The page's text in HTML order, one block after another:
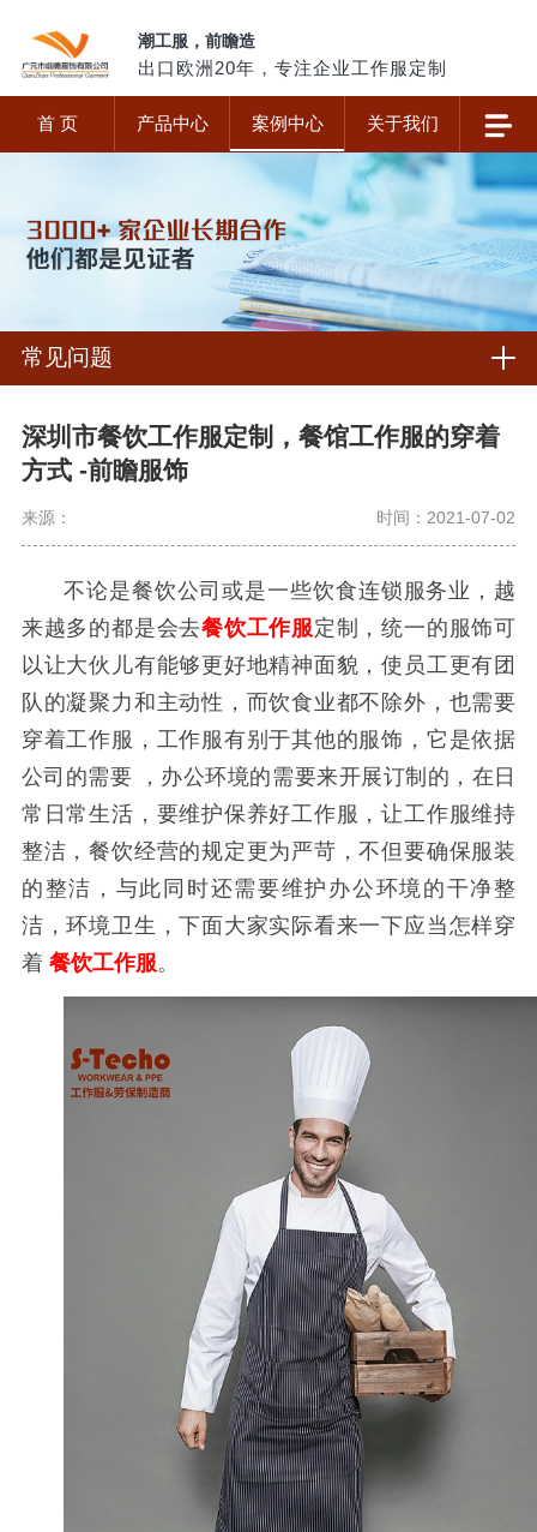
潮工服，前瞻造
出口欧洲20年，专注企业工作服定制
首 页 产品中心 案例中心 关于我们
常见问题
深圳市餐饮工作服定制，餐馆工作服的穿着
方式 -前瞻服饰
来源： 时间：2021-07-02
不论是餐饮公司或是一些饮食连锁服务业，越
来越多的都是会去餐饮工作服定制，统一的服饰可
以让大伙儿有能够更好地精神面貌，使员工更有团
队的凝聚力和主动性，而饮食业都不除外，也需要
穿着工作服，工作服有别于其他的服饰，它是依据
公司的需要 ，办公环境的需要来开展订制的，在日
常日常生活，要维护保养好工作服，让工作服维持
整洁，餐饮经营的规定更为严苛，不但要确保服装
的整洁，与此同时还需要维护办公环境的干净整
洁，环境卫生，下面大家实际看来一下应当怎样穿
着 餐饮工作服。